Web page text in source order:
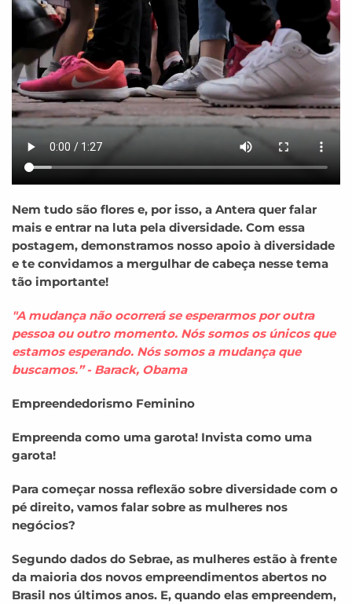
Nem tudo são flores e, por isso, a Antera quer falar
mais e entrar na luta pela diversidade. Com essa
postagem, demonstramos nosso apoio à diversidade
e te convidamos a mergulhar de cabeça nesse tema
tão importante!
"A mudança não ocorrerá se esperarmos por outra
pessoa ou outro momento. Nós somos os únicos que
estamos esperando. Nós somos a mudança que
buscamos.” - Barack, Obama
Empreendedorismo Feminino
Empreenda como uma garota! Invista como uma
garota!
Para começar nossa reflexão sobre diversidade com o
pé direito, vamos falar sobre as mulheres nos
negócios?
Segundo dados do Sebrae, as mulheres estão à frente
da maioria dos novos empreendimentos abertos no
Brasil nos últimos anos. E, quando elas empreendem,